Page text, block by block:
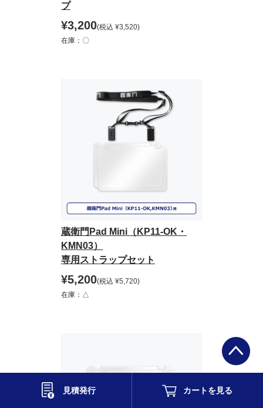
プ
¥3,200(税込 ¥3,520)
在庫：〇
蔵衛門Pad Mini（KP11-OK・
KMN03）
専用ストラップセット
¥5,200(税込 ¥5,720)
在庫：△
見積発行 カートを見る